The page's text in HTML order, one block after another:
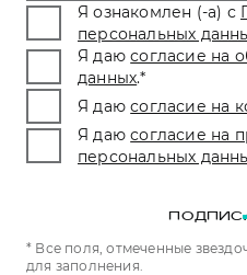
Я ознакомлен (-а) с
персональных
Я даю согласие на
данных.*
Я даю согласие на
Я даю согласие на
персональных
* Все поля, отмеченные
для заполнения.